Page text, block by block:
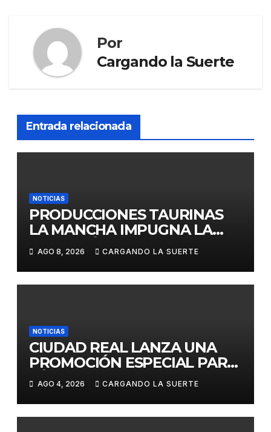
Por
Cargando la Suerte
Entrada relacionada
NOTICIAS
PRODUCCIONES TAURINAS
LA MANCHA IMPUGNA LA
LICITACIÓN DE LA CORRIDA
DE DAIMIEL AL CONSIDERAR
VULNERADA LA LIBRE
COMPETENCIA
AGO 8, 2026 CARGANDO LA SUERTE
NOTICIAS
CIUDAD REAL LANZA UNA
PROMOCIÓN ESPECIAL PARA
JÓVENES MENORES DE 25
AÑOS EN LAS DOS GRANDES
CITAS DEL ABONO
AGO 4, 2026 CARGANDO LA SUERTE